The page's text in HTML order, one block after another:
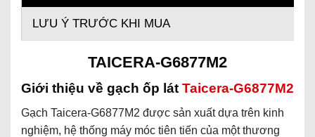
LƯU Ý TRƯỚC KHI MUA
TAICERA-G6877M2
Giới thiệu về gạch ốp lát Taicera-G6877M2
Gạch Taicera-G6877M2 được sản xuất dựa trên kinh
nghiệm, hệ thống máy móc tiên tiến của một thương